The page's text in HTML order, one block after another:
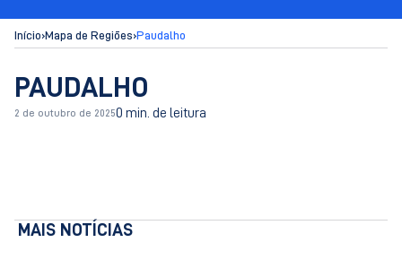
Início›Mapa de Regiões›Paudalho
PAUDALHO
2 de outubro de 20250 min. de leitura
MAIS NOTÍCIAS